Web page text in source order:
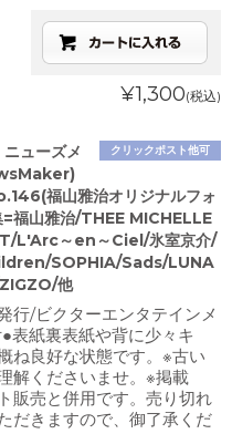
¥1,300(税込)
クリックポスト他可
ューズメ
福山雅治オリジナルフォ
=福山雅治/THEE MICHELLE
L'Arc～en～Ciel/氷室京介/
SOPHIA/Sads/LUNA
他
行/ビクターエンタテインメ
表紙裏表紙や背に少々キ
ね良好な状態です。※古い
解くださいませ。※掲載
販売と併用です。売り切れ
だきますので、御了承くだ